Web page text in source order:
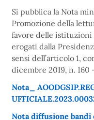
Si pubblica la Nota
Promozione della
favore delle
erogati dalla
sensi dell’articolo 1,
dicembre 2019, n. 160
Nota_
Nota diffusione bandi